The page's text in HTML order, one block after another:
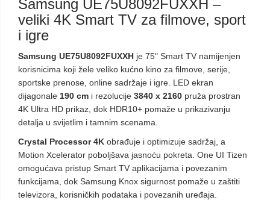
Samsung UE75U8092FUXXH –
veliki 4K Smart TV za filmove, sport
i igre
Samsung UE75U8092FUXXH je 75" Smart TV namijenjen
korisnicima koji žele veliko kućno kino za filmove, serije,
sportske prenose, online sadržaje i igre. LED ekran
dijagonale 190 cm i rezolucije 3840 x 2160 pruža prostran
4K Ultra HD prikaz, dok HDR10+ pomaže u prikazivanju
detalja u svijetlim i tamnim scenama.
Crystal Processor 4K obrađuje i optimizuje sadržaj, a
Motion Xcelerator poboljšava jasnoću pokreta. One UI Tizen
omogućava pristup Smart TV aplikacijama i povezanim
funkcijama, dok Samsung Knox sigurnost pomaže u zaštiti
televizora, korisničkih podataka i povezanih uređaja.